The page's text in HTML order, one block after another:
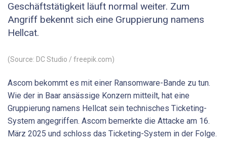
Geschäftstätigkeit läuft normal weiter. Zum
Angriff bekennt sich eine Gruppierung namens
Hellcat.
(Source: DC Studio / freepik.com)
Ascom bekommt es mit einer Ransomware-Bande zu tun.
Wie der in Baar ansässige Konzern mitteilt, hat eine
Gruppierung namens Hellcat sein technisches Ticketing-
System angegriffen. Ascom bemerkte die Attacke am 16.
März 2025 und schloss das Ticketing-System in der Folge.